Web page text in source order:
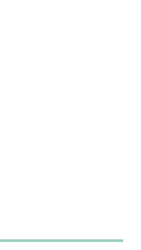
帯電話で読み
るようにすると読